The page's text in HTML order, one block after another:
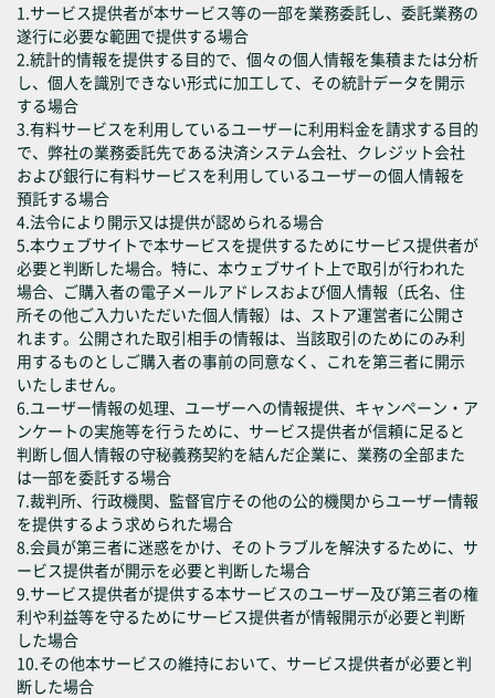
1.サービス提供者が本サービス等の一部を業務委託し、委託業務の
遂行に必要な範囲で提供する場合
2.統計的情報を提供する目的で、個々の個人情報を集積または分析
し、個人を識別できない形式に加工して、その統計データを開示
する場合
3.有料サービスを利用しているユーザーに利用料金を請求する目的
で、弊社の業務委託先である決済システム会社、クレジット会社
および銀行に有料サービスを利用しているユーザーの個人情報を
預託する場合
4.法令により開示又は提供が認められる場合
5.本ウェブサイトで本サービスを提供するためにサービス提供者が
必要と判断した場合。特に、本ウェブサイト上で取引が行われた
場合、ご購入者の電子メールアドレスおよび個人情報（氏名、住
所その他ご入力いただいた個人情報）は、ストア運営者に公開さ
れます。公開された取引相手の情報は、当該取引のためにのみ利
用するものとしご購入者の事前の同意なく、これを第三者に開示
いたしません。
6.ユーザー情報の処理、ユーザーへの情報提供、キャンペーン・ア
ンケートの実施等を行うために、サービス提供者が信頼に足ると
判断し個人情報の守秘義務契約を結んだ企業に、業務の全部また
は一部を委託する場合
7.裁判所、行政機関、監督官庁その他の公的機関からユーザー情報
を提供するよう求められた場合
8.会員が第三者に迷惑をかけ、そのトラブルを解決するために、サ
ービス提供者が開示を必要と判断した場合
9.サービス提供者が提供する本サービスのユーザー及び第三者の権
利や利益等を守るためにサービス提供者が情報開示が必要と判断
した場合
10.その他本サービスの維持において、サービス提供者が必要と判
断した場合